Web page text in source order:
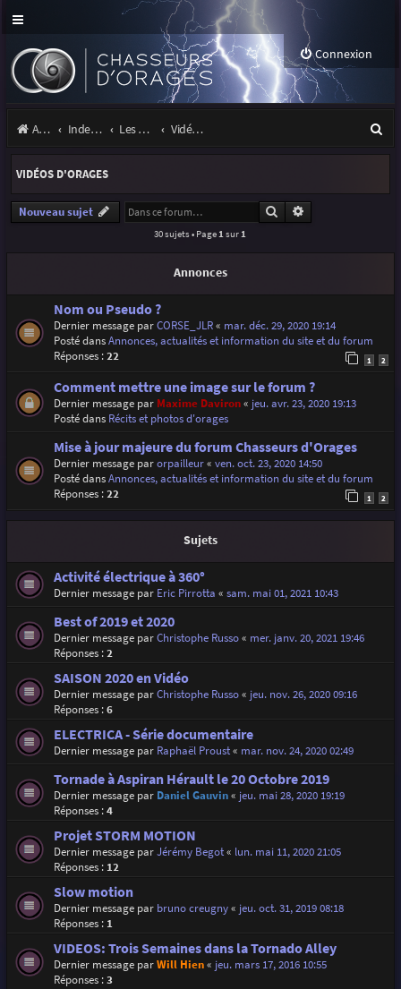
Connexion
Accueil Index du forum Les orages Vidéos d'orages
e
r
VIDÉOS D'ORAGES
Nouveau sujet Rechercher
30 sujets • Page 1 sur 1
Annonces
Nom ou Pseudo ?
Dernier message parCORSE_JLR« mar. déc. 29, 2020 19:14
Posté dansAnnonces, actualités et information du site et du forum
Réponses :22 1 2
Comment mettre une image sur le forum ?
Dernier message par Maxime Daviron« jeu. avr. 23, 2020 19:13
Posté dans Récits et photos d'orages
Mise à jour majeure du forum Chasseurs d'Orages
Dernier message parorpailleur« ven. oct. 23, 2020 14:50
Posté dansAnnonces, actualités et information du site et du forum
Réponses :22 1 2
Sujets
Activité électrique à 360°
Dernier message par Eric Pirrotta « sam. mai 01, 2021 10:43
Best of 2019 et 2020
Dernier message parChristophe Russo« mer. janv. 20, 2021 19:46
Réponses :2
SAISON 2020 en Vidéo
Dernier message parChristophe Russo« jeu. nov. 26, 2020 09:16
Réponses :6
ELECTRICA - Série documentaire
Dernier message par Raphaël Proust« mar. nov. 24, 2020 02:49
Tornade à Aspiran Hérault le 20 Octobre 2019
Dernier message par Daniel Gauvin« jeu. mai 28, 2020 19:19
Réponses :4
Projet STORM MOTION
Dernier message parJérémy Begot« lun. mai 11, 2020 21:05
Réponses : 12
Slow motion
Dernier message par bruno creugny« jeu. oct. 31, 2019 08:18
Réponses : 1
VIDEOS: Trois Semaines dans la Tornado Alley
Dernier message parWill Hien« jeu. mars 17, 2016 10:55
Réponses :3